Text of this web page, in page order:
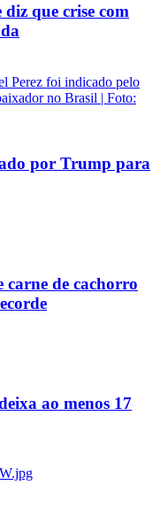
que crise com
por Trump para
carne de cachorro
ao menos 17